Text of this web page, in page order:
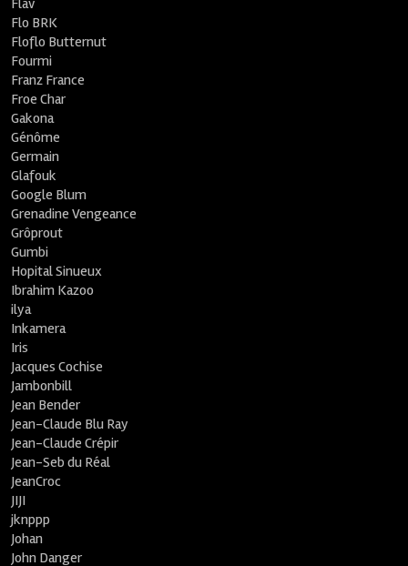
Flav
Flo BRK
Floflo Butternut
Fourmi
Franz France
Froe Char
Gakona
Génôme
Germain
Glafouk
Google Blum
Grenadine Vengeance
Grôprout
Gumbi
Hopital Sinueux
Ibrahim Kazoo
ilya
Inkamera
Iris
Jacques Cochise
Jambonbill
Jean Bender
Jean-Claude Blu Ray
Jean-Claude Crépir
Jean-Seb du Réal
JeanCroc
JIJI
jknppp
Johan
John Danger